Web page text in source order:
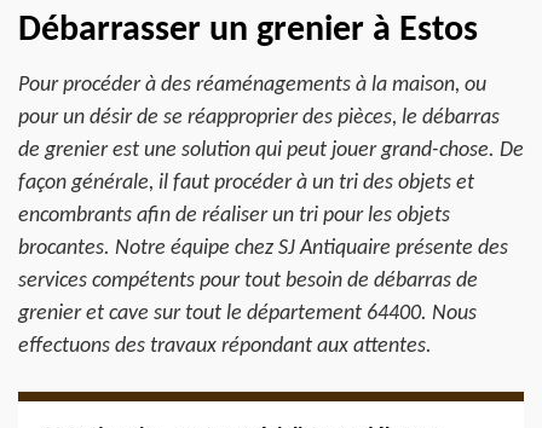
Débarrasser un grenier à Estos
Pour procéder à des réaménagements à la maison, ou
pour un désir de se réapproprier des pièces, le débarras
de grenier est une solution qui peut jouer grand-chose. De
façon générale, il faut procéder à un tri des objets et
encombrants afin de réaliser un tri pour les objets
brocantes. Notre équipe chez SJ Antiquaire présente des
services compétents pour tout besoin de débarras de
grenier et cave sur tout le département 64400. Nous
effectuons des travaux répondant aux attentes.